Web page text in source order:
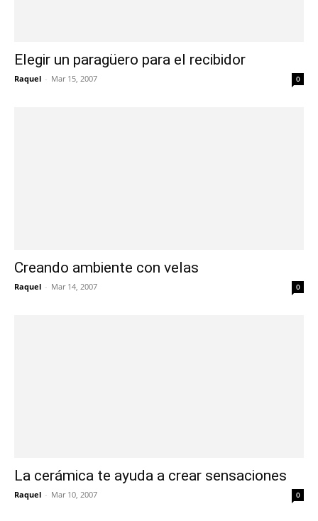
Elegir un paragüero para el recibidor
Raquel - Mar 15, 2007 0
Creando ambiente con velas
Raquel - Mar 14, 2007 0
La cerámica te ayuda a crear sensaciones
Raquel - Mar 10, 2007 0